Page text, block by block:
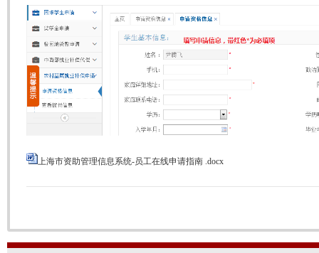
上海市资助管理信息系统-员工在线申请指南 .docx